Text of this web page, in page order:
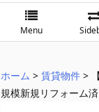
Menu
ホーム > 賃貸物件 >
規模新規リフォーム